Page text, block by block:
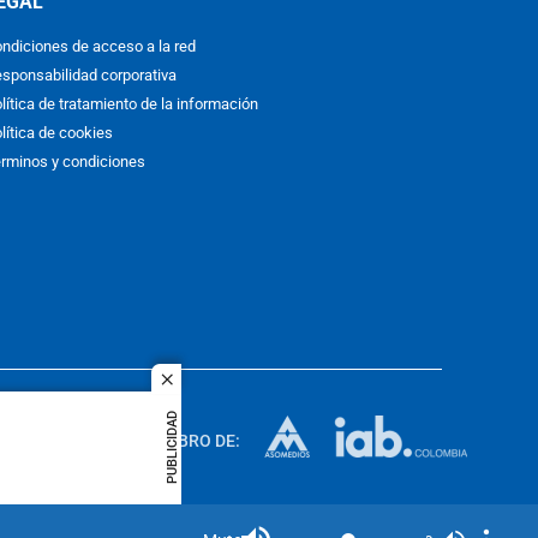
close
PUBLICIDAD
de acceso a la red
corporativa
de tratamiento de la información
de cookies
y condiciones
idioma
MIEMBRO DE: